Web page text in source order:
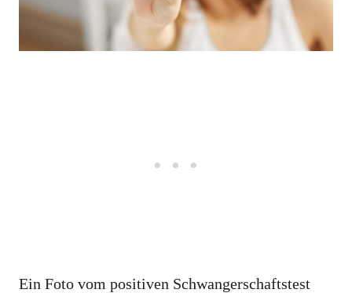
Ein Foto vom positiven Schwangerschaftstest